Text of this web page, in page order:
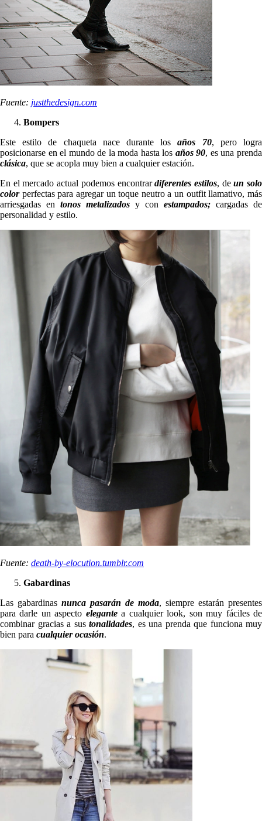
Fuente: justthedesign.com
Bompers
Este estilo de chaqueta nace durante losaños 70, pero logra
posicionarse en el mundo de la moda hasta los años 90, es una prenda
clásica, que se acopla muy bien a cualquier estación.
En el mercado actual podemos encontrardiferentes estilos, deun solo
colorperfectas para agregar un toque neutro a un outfit llamativo, más
arriesgadas en tonos metalizados y con estampados; cargadas de
personalidad y estilo.
Fuente: death-by-elocution.tumblr.com
Gabardinas
Las gabardinas nunca pasarán de moda, siempre estarán presentes
para darle un aspecto elegante a cualquier look, son muy fáciles de
combinar gracias a sus tonalidades, es una prenda que funciona muy
bien para cualquier ocasión.